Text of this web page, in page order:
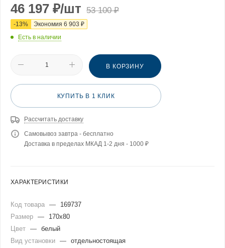
46 197 ₽/шт 53 100₽
-13% Экономия 6 903 ₽
Есть в наличии
В КОРЗИНУ
КУПИТЬ В 1 КЛИК
Рассчитать доставку
Самовывоз завтра - бесплатно
Доставка в пределах МКАД 1-2 дня - 1000 ₽
ХАРАКТЕРИСТИКИ
Код товара —
169737
Размер —
170x80
Цвет — белый
Вид установки — отдельностоящая